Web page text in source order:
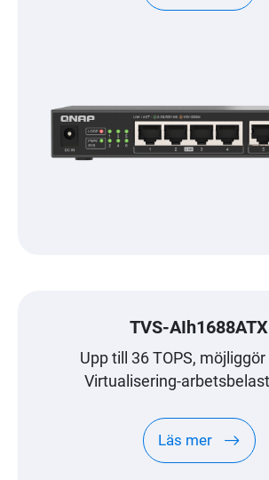
TVS-AIh1688ATX
Upp till 36 TOPS, möjliggör
Virtualisering-
Läs mer